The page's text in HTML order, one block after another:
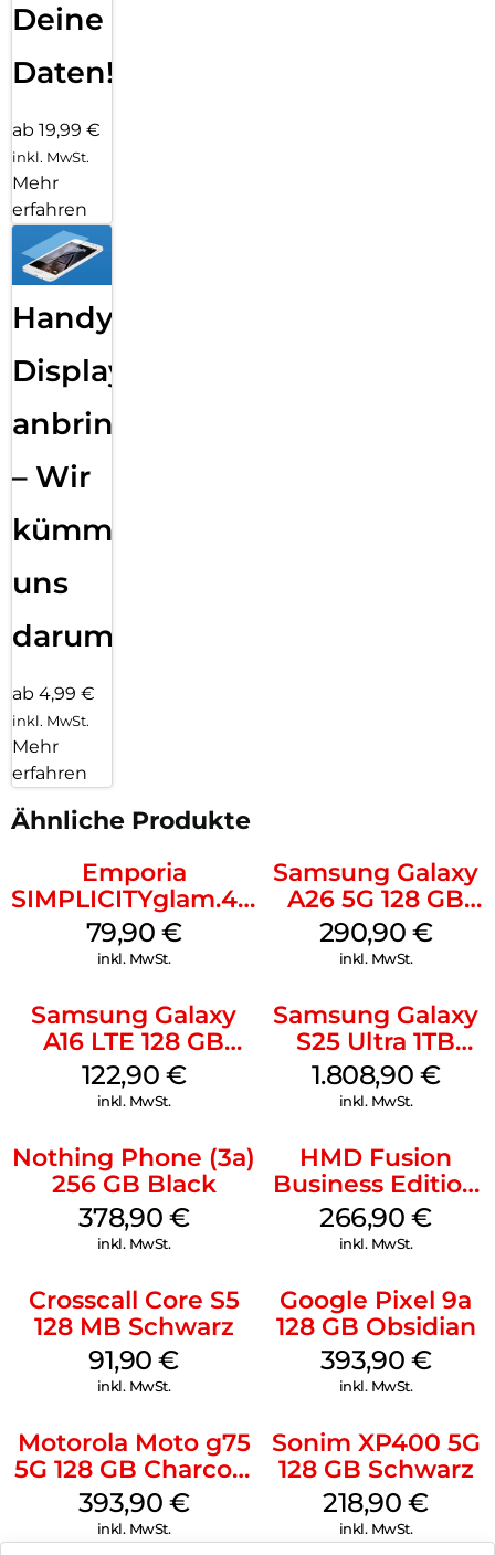
Deine
Daten!
ab 19,99 €
inkl. MwSt.
Mehr
erfahren
Handy
Displayfolie
anbringen
– Wir
kümmern
uns
darum!
ab 4,99 €
inkl. MwSt.
Mehr
erfahren
Ähnliche Produkte
Emporia
SIMPLICITYglam.4G
Schwarz
79,90 €
inkl. MwSt.
Samsung Galaxy
A26 5G 128 GB
Mint
290,90 €
inkl. MwSt.
Samsung Galaxy
A16 LTE 128 GB
Black
122,90 €
inkl. MwSt.
Samsung Galaxy
S25 Ultra 1TB
Titanium Black
1.808,90 €
inkl. MwSt.
Nothing Phone (3a)
256 GB Black
378,90 €
inkl. MwSt.
HMD Fusion
Business Edition
256 GB Grey
266,90€
inkl. MwSt.
Crosscall Core S5
128 MB Schwarz
91,90€
inkl. MwSt.
Google Pixel 9a
128 GB Obsidian
393,90 €
inkl. MwSt.
Motorola Moto g75
5G 128 GB Charcoal
Gray
393,90 €
inkl. MwSt.
Sonim XP400 5G
128 GB Schwarz
218,90€
inkl. MwSt.